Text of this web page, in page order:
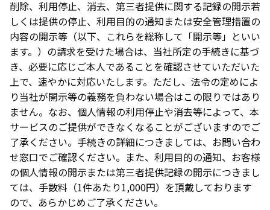
削除、利用停止、消去、第三者提供に関する記録の開示若
しくは提供の停止、利用目的の通知または安全管理措置の
内容の開示等（以下、これらを総称して「開示等」といい
ます。）の請求を受けた場合は、当社所定の手続きに基づ
き、必要に応じご本人であることを確認させていただいた
上で、速やかに対応いたします。ただし、法令の定めによ
り当社が開示等の義務を負わない場合はこの限りではあり
ません。なお、個人情報の利用停止や消去等によって、本
サービスのご提供ができなくなることがございますのでご
了承ください。手続きの詳細につきましては、お問い合わ
せ窓口でご確認ください。また、利用目的の通知、お客様
の個人情報の開示または第三者提供記録の開示につきまし
ては、手数料（1件あたり1,000円）を頂戴しております
ので、あらかじめご了承ください。